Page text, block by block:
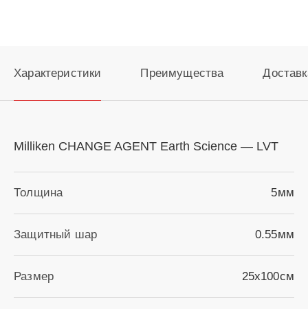
Характеристики Преимущества
Milliken CHANGE AGENT Earth Science — LVT
Толщина 5мм
Защитный шар 0.55мм
Размер 25х100см